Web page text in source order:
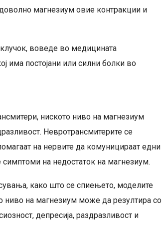
магнезиум овие контракции и
воведе во медицината
има постојани или силни болки во
ниското ниво на магнезиум
Невротрансмитерите се
на нервите да комуницираат едни
симптоми на недостаток на магнезиум.
како што се спиењето, моделите
ниво на магнезиум може да резултира со
депресија, раздразливост и